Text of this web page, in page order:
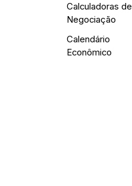
Calculadoras de
Negociação
Calendário
Econômico